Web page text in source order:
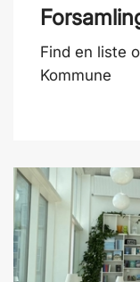
Find en liste
Kommune